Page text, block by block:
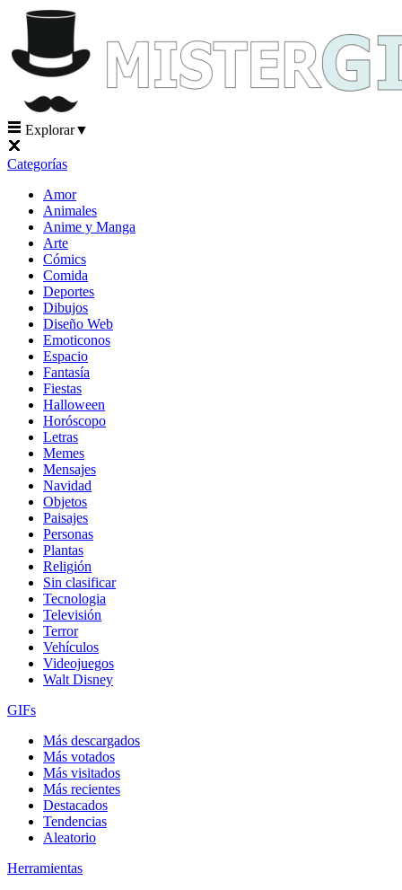
Explorar▼
Categorías
Amor
Animales
Anime y Manga
Arte
Cómics
Comida
Deportes
Dibujos
Diseño Web
Emoticonos
Espacio
Fantasía
Fiestas
Halloween
Horóscopo
Letras
Memes
Mensajes
Navidad
Objetos
Paisajes
Personas
Plantas
Religión
Sin clasificar
Tecnologia
Televisión
Terror
Vehículos
Videojuegos
Walt Disney
GIFs
Más descargados
Más votados
Más visitados
Más recientes
Destacados
Tendencias
Aleatorio
Herramientas